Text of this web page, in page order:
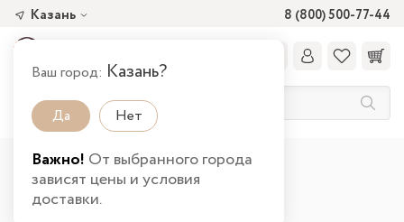
8 (800) 500-77-44
Казань
Ваш город: Казань?
Да Нет
Важно! От выбранного города
зависят цены и условия
доставки.
Главная
Дверь Габриэлла с зеркалом
Инструкция по сборке